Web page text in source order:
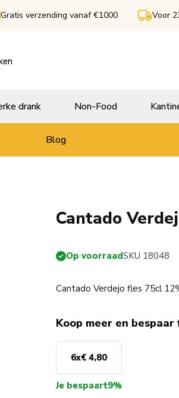
Gratis verzending vanaf €1000 Voor
drank Non-Food
Blog
Cantado
Op voorraadSKU 18048
Cantado Verdejo fles 75cl
Koop meer en
6x€ 4,80
Je bespaart9%